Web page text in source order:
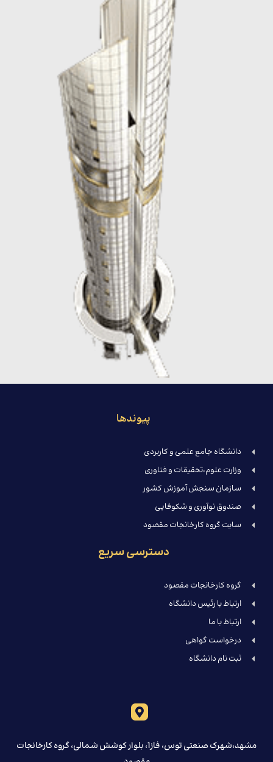
پیوندها
دانشگاه جامع علمی و کاربردی
وزارت علوم،تحقیقات و فناوری
سازمان سنجش آموزش کشور
صندوق نوآوری و شکوفایی
سایت گروه کارخانجات مقصود
دسترسی سریع
گروه کارخانجات مقصود
ارتباط با رئیس دانشگاه
ارتباط با ما
درخواست گواهی
ثبت نام دانشگاه
مشهد،شهرک صنعتی توس، فاز1، بلوار کوشش شمالی، گروه کارخانجات